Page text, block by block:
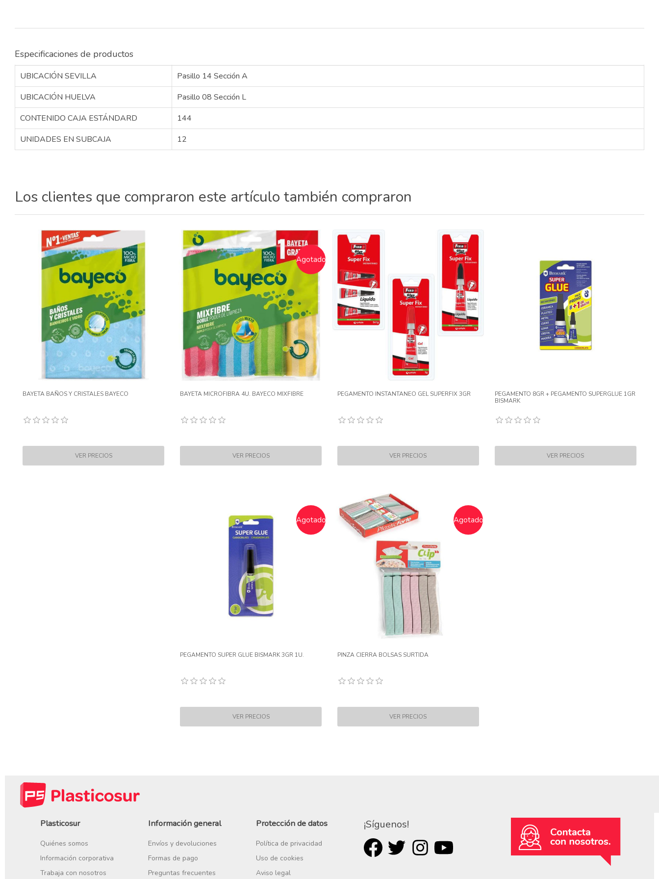
Especificaciones de productos
UBICACIÓN SEVILLA
Pasillo 14 Sección A
UBICACIÓN HUELVA
Pasillo 08 Sección L
CONTENIDO CAJA ESTÁNDARD
144
UNIDADES EN SUBCAJA
12
Los clientes que compraron este artículo también compraron
BAYETA BAÑOS Y CRISTALES BAYECO
Agotado
BAYETA MICROFIBRA 4U. BAYECO MIXFIBRE PEGAMENTO INSTANTANEO GEL SUPERFIX 3GR
PEGAMENTO 8GR + PEGAMENTO SUPERGLUE 1GR
BISMARK
Agotado
PEGAMENTO SUPER GLUE BISMARK 3GR 1U.
Agotado
PINZA CIERRA BOLSAS SURTIDA
Plasticosur
Quiénes somos
Información corporativa
Trabaja con nosotros
Información general
Envíos y devoluciones
Formas de pago
Preguntas frecuentes
Protección de datos
Política de privacidad
Uso de cookies
Aviso legal
¡Síguenos!